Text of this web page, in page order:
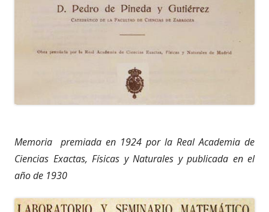
Memoria premiada en 1924 por la Real Academia de
Ciencias Exactas, Físicas y Naturales y publicada en el
año de 1930